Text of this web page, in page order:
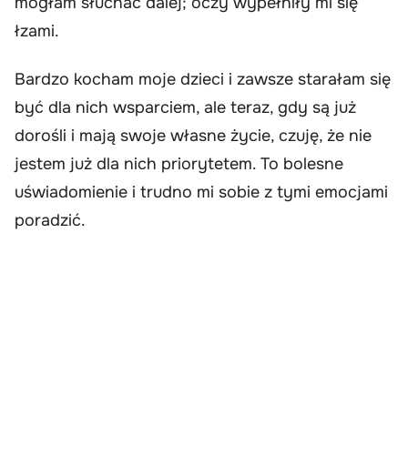
łzami.
Bardzo kocham moje dzieci i zawsze starałam się
być dla nich wsparciem, ale teraz, gdy są już
dorośli i mają swoje własne życie, czuję, że nie
jestem już dla nich priorytetem. To bolesne
uświadomienie i trudno mi sobie z tymi emocjami
poradzić.